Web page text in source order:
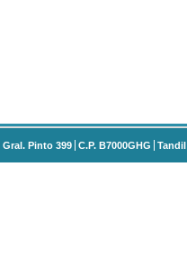
Gral. Pinto 399 C.P. B7000GHG Tandil